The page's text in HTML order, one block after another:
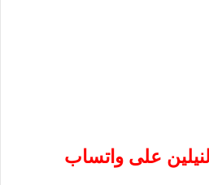
على واتساب